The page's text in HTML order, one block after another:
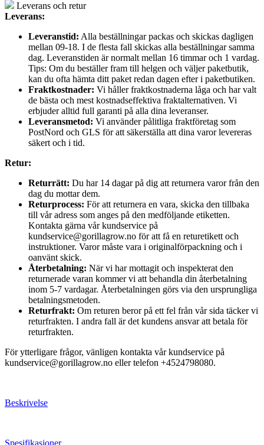
Leverans och retur
Leverans:
Leveranstid: Alla beställningar packas och skickas dagligen
mellan 09-18. I de flesta fall skickas alla beställningar samma
dag. Leveranstiden är normalt mellan 16 timmar och 1 vardag.
Tips: Om du beställer fram till helgen och väljer paketbutik,
kan du ofta hämta ditt paket redan dagen efter i paketbutiken.
Fraktkostnader: Vi håller fraktkostnaderna låga och har valt
de bästa och mest kostnadseffektiva fraktalternativen. Vi
erbjuder alltid full garanti på alla dina leveranser.
Leveransmetod: Vi använder pålitliga fraktföretag som
PostNord och GLS för att säkerställa att dina varor levereras
säkert och i tid.
Retur:
Returrätt: Du har 14 dagar på dig att returnera varor från den
dag du mottar dem.
Returprocess: För att returnera en vara, skicka den tillbaka
till vår adress som anges på den medföljande etiketten.
Kontakta gärna vår kundservice på
kundservice@gorillagrow.no för att få en returetikett och
instruktioner. Varor måste vara i originalförpackning och i
oanvänt skick.
Återbetalning: När vi har mottagit och inspekterat den
returnerade varan kommer vi att behandla din återbetalning
inom 5-7 vardagar. Återbetalningen görs via den ursprungliga
betalningsmetoden.
Returfrakt: Om returen beror på ett fel från vår sida täcker vi
returfrakten. I andra fall är det kundens ansvar att betala för
returfrakten.
För ytterligare frågor, vänligen kontakta vår kundservice på
kundservice@gorillagrow.no eller telefon +4524798080.
Beskrivelse